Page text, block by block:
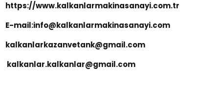
https://www.kalkanlarmakinasanayi.com.tr
E-mail:info@kalkanlarmakinasanayi.com
kalkanlarkazanvetank@gmail.com
kalkanlar.kalkanlar@gmail.com